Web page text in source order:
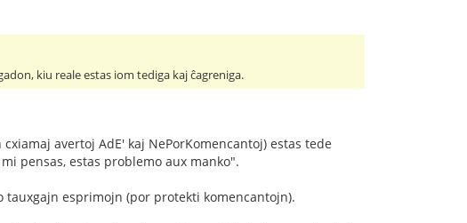
kiu reale estas iom tediga kaj ĉagreniga.
avertoj AdE' kaj NePorKomencantoj) estas tede
pensas, estas problemo aux manko".
tauxgajn esprimojn (por protekti komencantojn).